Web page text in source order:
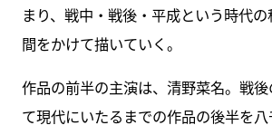
まり、戦中・戦後・平成という時代
間をかけて描いていく。
作品の前半の主演は、清野菜名。戦
て現代にいたるまでの作品の後半を八